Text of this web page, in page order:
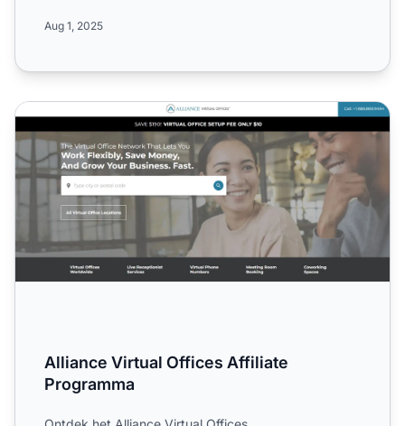
Aug 1, 2025
Alliance Virtual Offices Affiliate Programma
Alliance Virtual Offices Affiliate
Programma